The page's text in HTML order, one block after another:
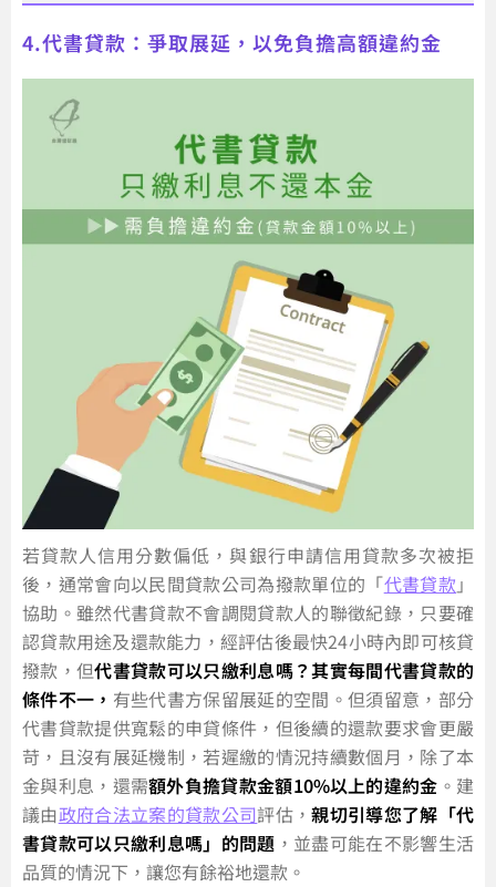
4.代書貸款：爭取展延，以免負擔高額違約金
若貸款人信用分數偏低，與銀行申請信用貸款多次被拒
後，通常會向以民間貸款公司為撥款單位的「代書貸款 」
協助。雖然代書貸款不會調閱貸款人的聯徵紀錄，只要確
認貸款用途及還款能力，經評估後最快24小時內即可核貸
撥款，但代書貸款可以只繳利息嗎？其實每間代書貸款的
條件不一， 有些代書方保留展延的空間。但須留意，部分
代書貸款提供寬鬆的申貸條件，但後續的還款要求會更嚴
苛，且沒有展延機制，若遲繳的情況持續數個月，除了本
金與利息，還需額外負擔貸款金額10%以上的違約金 。建
議由政府合法立案的貸款公司評估，親切引導您了解「代
書貸款可以只繳利息嗎」的問題 ，並盡可能在不影響生活
品質的情況下，讓您有餘裕地還款。